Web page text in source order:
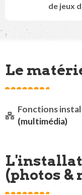
de jeux
Le
Fonctions
(multimédia)
(photos &